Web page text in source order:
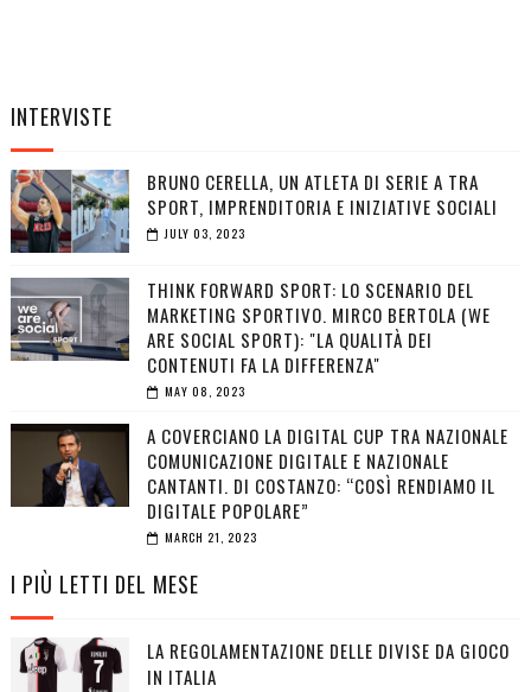
INTERVISTE
BRUNO CERELLA, UN ATLETA DI SERIE A TRA
SPORT, IMPRENDITORIA E INIZIATIVE SOCIALI
JULY 03, 2023
THINK FORWARD SPORT: LO SCENARIO DEL
MARKETING SPORTIVO. MIRCO BERTOLA (WE
ARE SOCIAL SPORT): "LA QUALITÀ DEI
CONTENUTI FA LA DIFFERENZA"
MAY 08, 2023
A COVERCIANO LA DIGITAL CUP TRA NAZIONALE
COMUNICAZIONE DIGITALE E NAZIONALE
CANTANTI. DI COSTANZO: “COSÌ RENDIAMO IL
DIGITALE POPOLARE”
MARCH 21, 2023
I PIÙ LETTI DEL MESE
LA REGOLAMENTAZIONE DELLE DIVISE DA GIOCO
IN ITALIA